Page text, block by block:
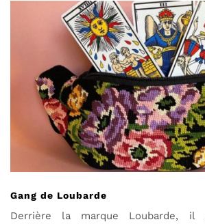
Gang de Loubarde
Derrière la marque Loubarde,